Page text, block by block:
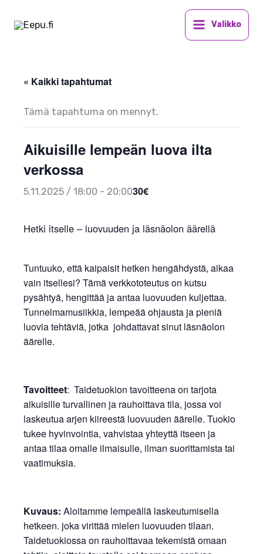
sisältöön
Valikko
« Kaikki tapahtumat
Tämä tapahtuma on mennyt.
Aikuisille lempeän luova ilta
verkossa
5.11.2025 / 18:00 - 20:0030€
Hetki itselle – luovuuden ja läsnäolon äärellä
Tuntuuko, että kaipaisit hetken hengähdystä, aikaa
vain itsellesi? Tämä verkkototeutus on kutsu
pysähtyä, hengittää ja antaa luovuuden kuljettaa.
Tunnelmamusiikkia, lempeää ohjausta ja pieniä
luovia tehtäviä, jotka johdattavat sinut läsnäolon
äärelle.
Tavoitteet: Taidetuokion tavoitteena on tarjota
aikuisille turvallinen ja rauhoittava tila, jossa voi
laskeutua arjen kiireestä luovuuden äärelle. Tuokio
tukee hyvinvointia, vahvistaa yhteyttä itseen ja
antaa tilaa omalle ilmaisulle, ilman suorittamista tai
vaatimuksia.
Kuvaus: Aloitamme lempeällä laskeutumisella
hetkeen. joka virittää mielen luovuuden tilaan.
Taidetuokiossa on rauhoittavaa tekemistä omaan